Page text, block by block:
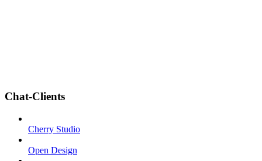
Chat-Clients
Cherry Studio
Open Design